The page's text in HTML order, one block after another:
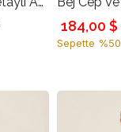
184,00 $
Sepette %50